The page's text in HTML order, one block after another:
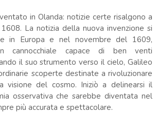
in Olanda: notizie certe risalgono a
La notizia della nuova invenzione si
in Europa e nel novembre del 1609,
cannocchiale capace di ben venti
il suo strumento verso il cielo, Galileo
scoperte destinate a rivoluzionare
visione del cosmo. Iniziò a delinearsi il
osservativa che sarebbe diventata nel
più accurata e spettacolare.